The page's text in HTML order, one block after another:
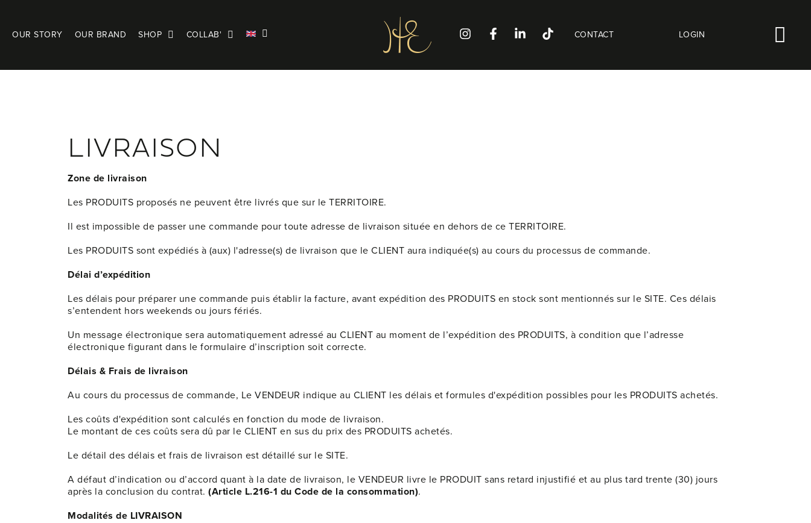
OUR STORY OUR BRAND SHOP COLLAB' CONTACT LOGIN
LIVRAISON
Zone de livraison
Les PRODUITS proposés ne peuvent être livrés que sur le TERRITOIRE.
Il est impossible de passer une commande pour toute adresse de livraison située en dehors de ce TERRITOIRE.
Les PRODUITS sont expédiés à (aux) l'adresse(s) de livraison que le CLIENT aura indiquée(s) au cours du processus de commande.
Délai d’expédition
Les délais pour préparer une commande puis établir la facture, avant expédition des PRODUITS en stock sont mentionnés sur le SITE. Ces délais
s’entendent hors weekends ou jours fériés.
Un message électronique sera automatiquement adressé au CLIENT au moment de l’expédition des PRODUITS, à condition que l’adresse
électronique figurant dans le formulaire d’inscription soit correcte.
Délais & Frais de livraison
Au cours du processus de commande, Le VENDEUR indique au CLIENT les délais et formules d'expédition possibles pour les PRODUITS achetés.
Les coûts d'expédition sont calculés en fonction du mode de livraison.
Le montant de ces coûts sera dû par le CLIENT en sus du prix des PRODUITS achetés.
Le détail des délais et frais de livraison est détaillé sur le SITE.
A défaut d’indication ou d’accord quant à la date de livraison, le VENDEUR livre le PRODUIT sans retard injustifié et au plus tard trente (30) jours
après la conclusion du contrat. (Article L.216-1 du Code de la consommation).
Modalités de LIVRAISON